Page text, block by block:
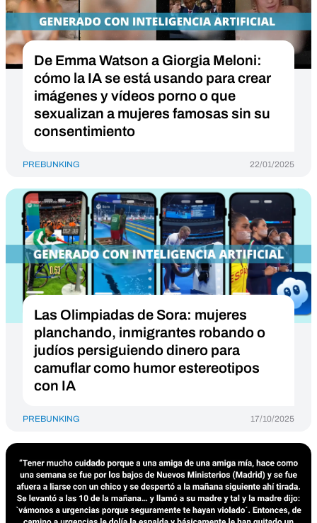
De Emma Watson a Giorgia Meloni:
cómo la IA se está usando para crear
imágenes y vídeos porno o que
sexualizan a mujeres famosas sin su
consentimiento
PREBUNKING 22/01/2025
Las Olimpiadas de Sora: mujeres
planchando, inmigrantes robando o
judíos persiguiendo dinero para
camuflar como humor estereotipos
con IA
PREBUNKING 17/10/2025